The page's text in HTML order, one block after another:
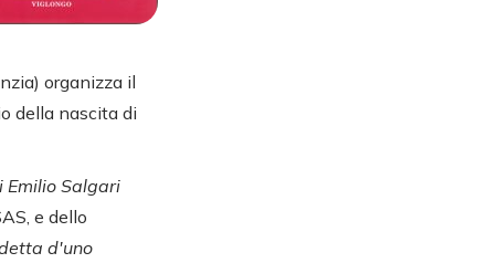
organizza il
della nascita di
Salgari
e dello
d'uno